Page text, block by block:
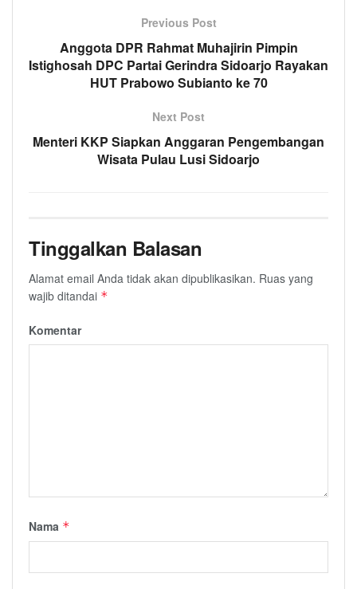
Previous Post
Anggota DPR Rahmat Muhajirin Pimpin
Istighosah DPC Partai Gerindra Sidoarjo Rayakan
HUT Prabowo Subianto ke 70
Next Post
Menteri KKP Siapkan Anggaran Pengembangan
Wisata Pulau Lusi Sidoarjo
Tinggalkan Balasan
Alamat email Anda tidak akan dipublikasikan. Ruas yang
wajib ditandai *
Komentar
Nama *